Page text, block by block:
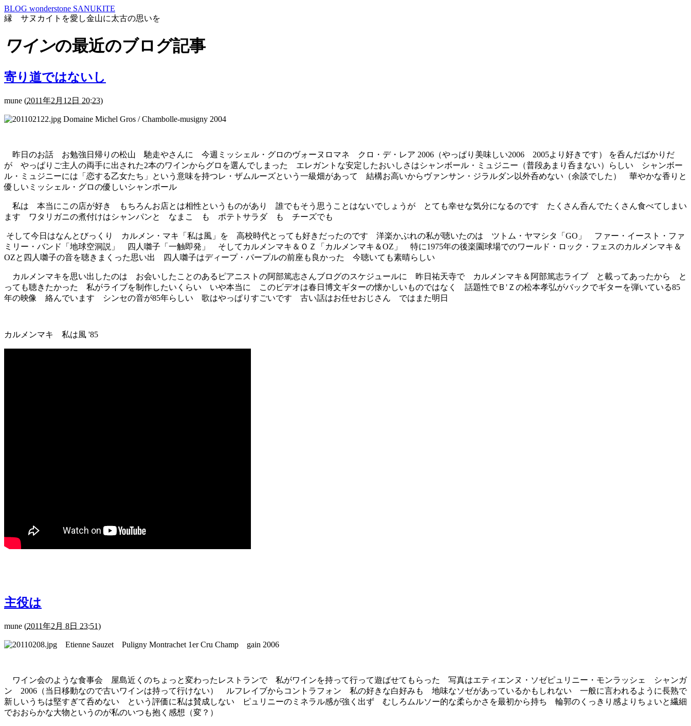
BLOG wonderstone SANUKITE
縁 サヌカイトを愛し金山に太古の思いを
ワインの最近のブログ記事
寄り道ではないし
mune (2011年2月12日 20:23)
Domaine Michel Gros / Chambolle-musigny 2004
昨日のお話 お勉強日帰りの松山 馳走やさんに 今週ミッシェル・グロのヴォーヌロマネ クロ・デ・レア 2006（やっぱり美味しい2006 2005より好きです） を呑んだばかりだ
が やっぱりご主人の両手に出された2本のワインからグロを選んでしまった エレガントな安定したおいしさはシャンボール・ミュジニー（普段あまり呑まない）らしい シャンボー
ル・ミュジニーには「恋する乙女たち」という意味を持つレ・ザムルーズという一級畑があって 結構お高いからヴァンサン・ジラルダン以外呑めない（余談でした） 華やかな香りと
優しいミッシェル・グロの優しいシャンポール
私は 本当にこの店が好き もちろんお店とは相性というものがあり 誰でもそう思うことはないでしょうが とても幸せな気分になるのです たくさん呑んでたくさん食べてしまい
ます ワタリガニの煮付けはシャンパンと なまこ も ポテトサラダ も チーズでも
そして今日はなんとびっくり カルメン・マキ「私は風」を 高校時代とっても好きだったのです 洋楽かぶれの私が聴いたのは ツトム・ヤマシタ「GO」 ファー・イースト・ファ
ミリー・バンド「地球空洞説」 四人囃子「一触即発」 そしてカルメンマキ＆ＯＺ「カルメンマキ＆OZ」 特に1975年の後楽園球場でのワールド・ロック・フェスのカルメンマキ＆
OZと四人囃子の音を聴きまくった思い出 四人囃子はディープ・パープルの前座も良かった 今聴いても素晴らしい
カルメンマキを思い出したのは お会いしたことのあるピアニストの阿部篤志さんブログのスケジュールに 昨日祐天寺で カルメンマキ＆阿部篤志ライブ と載ってあったから と
っても聴きたかった 私がライブを制作したいくらい いや本当に このビデオは春日博文ギターの懐かしいものではなく 話題性でＢ'Ｚの松本孝弘がバックでギターを弾いている85
年の映像 絡んでいます シンセの音が85年らしい 歌はやっぱりすごいです 古い話はお任せおじさん ではまた明日
カルメンマキ 私は風 '85
主役は
mune (2011年2月 8日 23:51)
Etienne Sauzet Puligny Montrachet 1er Cru Champ gain 2006
ワイン会のような食事会 屋島近くのちょっと変わったレストランで 私がワインを持って行って遊ばせてもらった 写真はエティエンヌ・ソゼピュリニー・モンラッシェ シャンガ
ン 2006（当日移動なので古いワインは持って行けない） ルフレイブからコントラフォン 私の好きな白好みも 地味なソゼがあっているかもしれない 一般に言われるように長熟で
新しいうちは堅すぎて呑めない という評価に私は賛成しない ピュリニーのミネラル感が強く出ず むしろムルソー的な柔らかさを最初から持ち 輪郭のくっきり感よりちょいと繊細
でおおらかな大物というのが私のいつも抱く感想（変？）